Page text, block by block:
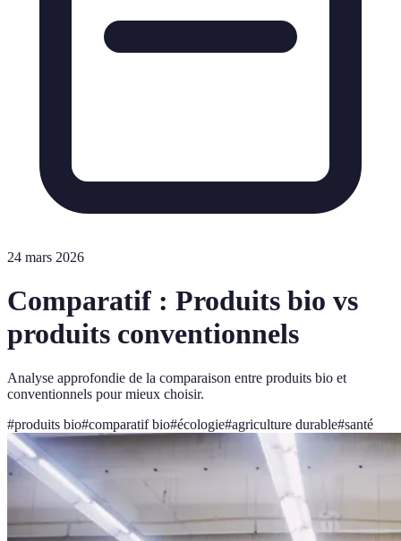
24 mars 2026
Comparatif : Produits bio vs
produits conventionnels
Analyse approfondie de la comparaison entre produits bio et
conventionnels pour mieux choisir.
#produits bio#comparatif bio#écologie#agriculture durable#santé